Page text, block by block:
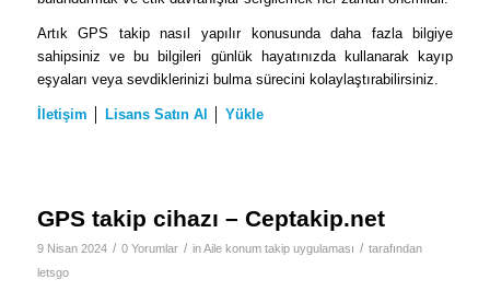
Artık GPS takip nasıl yapılır konusunda daha fazla bilgiye
sahipsiniz ve bu bilgileri günlük hayatınızda kullanarak kayıp
eşyaları veya sevdiklerinizi bulma sürecini kolaylaştırabilirsiniz.
İletişim Lisans Satın Al Yükle
GPS takip cihazı – Ceptakip.net
9 Nisan 2024 / 0 Yorumlar / inAile konum takip uygulaması / tarafından
letsgo